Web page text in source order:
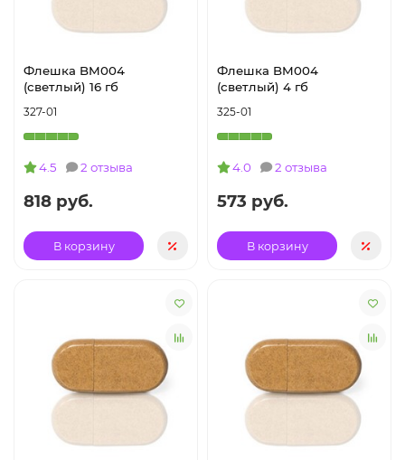
Флешка BM004
(светлый) 16 гб
327-01
4.5 2 отзыва
818 руб.
В корзину
Флешка BM004
(светлый) 4 гб
325-01
4.0 2 отзыва
573 руб.
В корзину